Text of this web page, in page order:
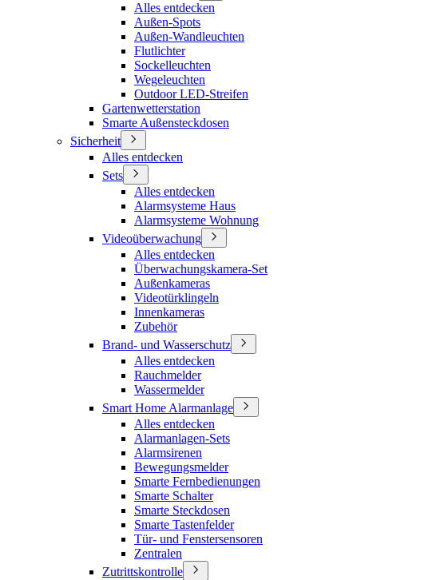
Alles entdecken
Außen-Spots
Außen-Wandleuchten
Flutlichter
Sockelleuchten
Wegeleuchten
Outdoor LED-Streifen
Gartenwetterstation
Smarte Außensteckdosen
Sicherheit
Alles entdecken
Sets
Alles entdecken
Alarmsysteme Haus
Alarmsysteme Wohnung
Videoüberwachung
Alles entdecken
Überwachungskamera-Set
Außenkameras
Videotürklingeln
Innenkameras
Zubehör
Brand- und Wasserschutz
Alles entdecken
Rauchmelder
Wassermelder
Smart Home Alarmanlage
Alles entdecken
Alarmanlagen-Sets
Alarmsirenen
Bewegungsmelder
Smarte Fernbedienungen
Smarte Schalter
Smarte Steckdosen
Smarte Tastenfelder
Tür- und Fenstersensoren
Zentralen
Zutrittskontrolle